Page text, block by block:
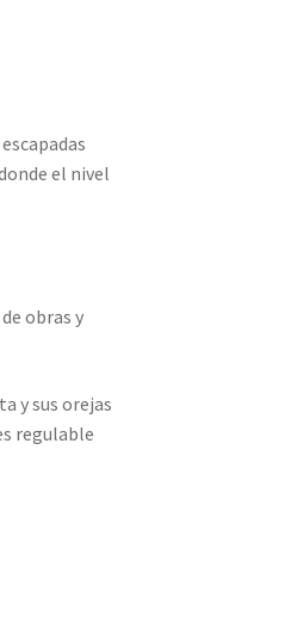
el nivel
obras y
y sus orejas
regulable